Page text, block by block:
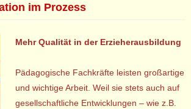
im Prozess
Mehr Qualität in der Erzieherausbildung
Pädagogische Fachkräfte leisten großartige
und wichtige Arbeit. Weil sie stets auch auf
gesellschaftliche Entwicklungen – wie z.B.